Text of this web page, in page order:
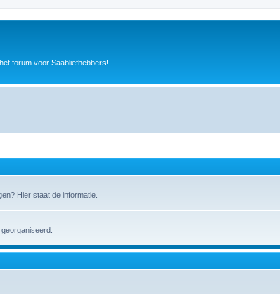
het forum voor Saabliefhebbers!
Hier staat de informatie.